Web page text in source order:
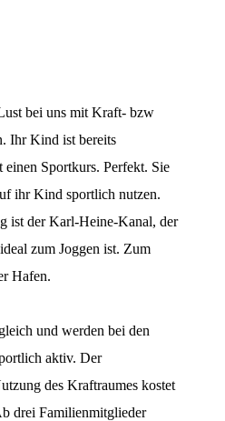
bei uns mit Kraft- bzw
Ihr Kind ist bereits
einen Sportkurs. Perfekt. Sie
ihr Kind sportlich nutzen.
ist der Karl-Heine-Kanal, der
zum Joggen ist. Zum
Hafen.
und werden bei den
aktiv. Der
des Kraftraumes kostet
drei Familienmitglieder